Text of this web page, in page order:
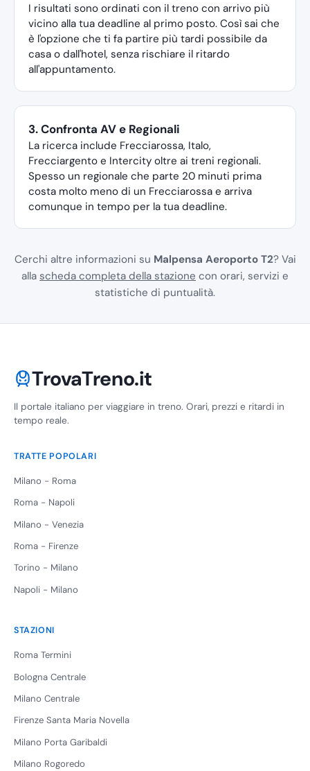
I risultati sono ordinati con il treno con arrivo più
vicino alla tua deadline al primo posto. Così sai che
è l'opzione che ti fa partire più tardi possibile da
casa o dall'hotel, senza rischiare il ritardo
all'appuntamento.
3. Confronta AV e Regionali
La ricerca include Frecciarossa, Italo,
Frecciargento e Intercity oltre ai treni regionali.
Spesso un regionale che parte 20 minuti prima
costa molto meno di un Frecciarossa e arriva
comunque in tempo per la tua deadline.
Cerchi altre informazioni su Malpensa Aeroporto T2? Vai
alla scheda completa della stazione con orari, servizi e
statistiche di puntualità.
TrovaTreno.it
Il portale italiano per viaggiare in treno. Orari, prezzi e ritardi in
tempo reale.
TRATTE POPOLARI
Milano - Roma
Roma - Napoli
Milano - Venezia
Roma - Firenze
Torino - Milano
Napoli - Milano
STAZIONI
Roma Termini
Bologna Centrale
Milano Centrale
Firenze Santa Maria Novella
Milano Porta Garibaldi
Milano Rogoredo